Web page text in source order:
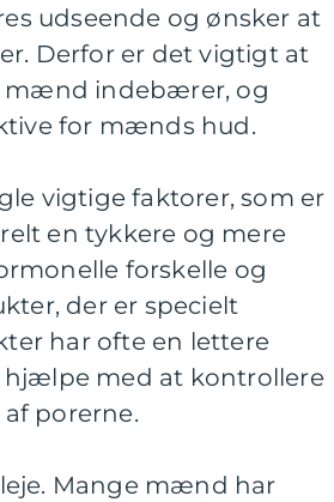
udseende og ønsker at
Derfor er det vigtigt at
mænd indebærer, og
for mænds hud.
vigtige faktorer, som er
en tykkere og mere
forskelle og
der er specielt
har ofte en lettere
hjælpe med at kontrollere
porerne.
Mange mænd har